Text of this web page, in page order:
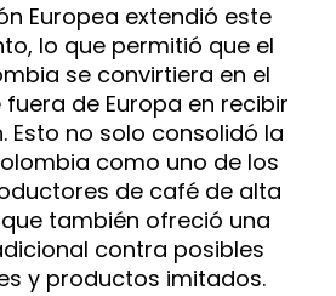
Europea extendió este
lo que permitió que el
se convirtiera en el
de Europa en recibir
Esto no solo consolidó la
como uno de los
de café de alta
también ofreció una
contra posibles
y productos imitados.